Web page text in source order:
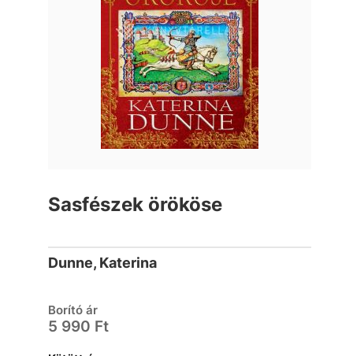
Sasfészek örököse
Dunne, Katerina
Borító ár
5 990 Ft